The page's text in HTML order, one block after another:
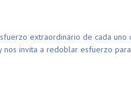
extraordinario de cada
invita a redoblar esfuerzo